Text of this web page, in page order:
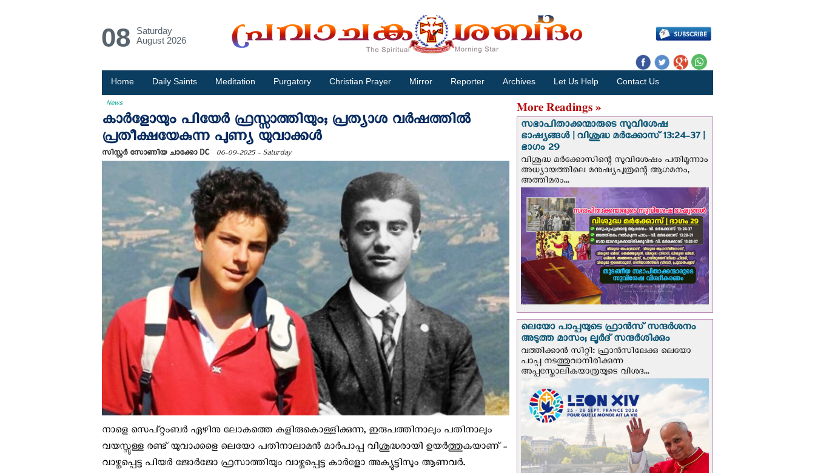
08
Saturday
August 2026
Home Daily Saints Meditation Purgatory Christian Prayer Mirror Reporter Archives Let Us Help Contact Us
News
കാര്‍ളോയും പിയേർ ഫ്രസ്സാത്തിയും; പ്രത്യാശ വർഷത്തിൽ
പ്രതീക്ഷയേകുന്ന പുണ്യ യുവാക്കൾ
സിസ്റ്റര്‍ സോണിയ ചാക്കോ DC 06-09-2025 - Saturday
നാളെ സെപ്റ്റംബർ ഏഴിനു ലോകത്തെ കുളിരുകൊള്ളിക്കുന്ന, ഇരുപത്തിനാലും പതിനാലും
വയസ്സുള്ള രണ്ട് യുവാക്കളെ ലെയോ പതിനാലാമൻ മാർപാപ്പ വിശുദ്ധരായി ഉയർത്തുകയാണ് -
വാഴ്ത്തപ്പെട്ട പിയർ ജോർജോ ഫ്രസാത്തിയും വാഴ്ത്തപ്പെട്ട കാർളോ അക്യുട്ടിസും ആണവർ.
More Readings »
സഭാപിതാക്കന്മാരുടെ സുവിശേഷ
ഭാഷ്യങ്ങള്‍ | വിശുദ്ധ മര്‍ക്കോസ് 13:24-37 |
ഭാഗം 29
വിശുദ്ധ മര്‍ക്കോസിന്റെ സുവിശേഷം പതിമൂന്നാം
അധ്യായത്തിലെ മനുഷ്യപുത്രന്റെ ആഗമനം,
അത്തിമരം...
ലെയോ പാപ്പയുടെ ഫ്രാന്‍സ് സന്ദര്‍ശനം
അടുത്ത മാസം; ലൂര്‍ദ് സന്ദര്‍ശിക്കും
വത്തിക്കാന്‍ സിറ്റി: ഫ്രാൻസിലേക്കു ലെയോ
പാപ്പ നടത്തുവാനിരിക്കുന്ന
അപ്പസ്തോലികയാത്രയുടെ വിശദ...